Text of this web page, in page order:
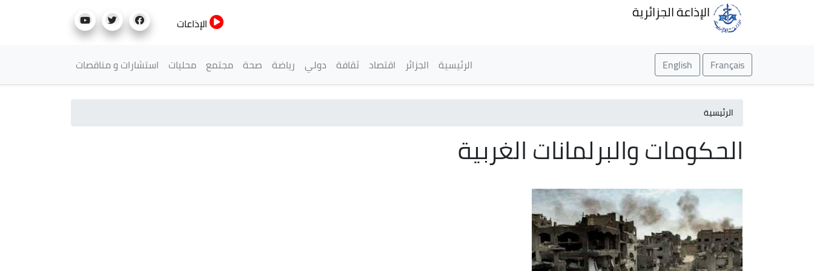
الإذاعة الجزائرية
الإذاعات
Français
English القائمة الرئيسية
الرئيسية الجزائر اقتصاد ثقافة دولي رياضة صحة مجتمع محليات استشارات و مناقصات
الرئيسية
الحكومات والبرلمانات الغربية